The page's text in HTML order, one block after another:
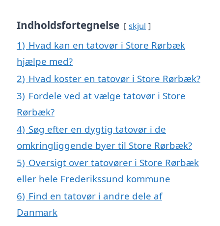
Indholdsfortegnelse skjul
1) Hvad kan en tatovør i Store Rørbæk
hjælpe med?
2) Hvad koster en tatovør i Store Rørbæk?
3) Fordele ved at vælge tatovør i Store
Rørbæk?
4) Søg efter en dygtig tatovør i de
omkringliggende byer til Store Rørbæk?
5) Oversigt over tatovører i Store Rørbæk
eller hele Frederikssund kommune
6) Find en tatovør i andre dele af
Danmark